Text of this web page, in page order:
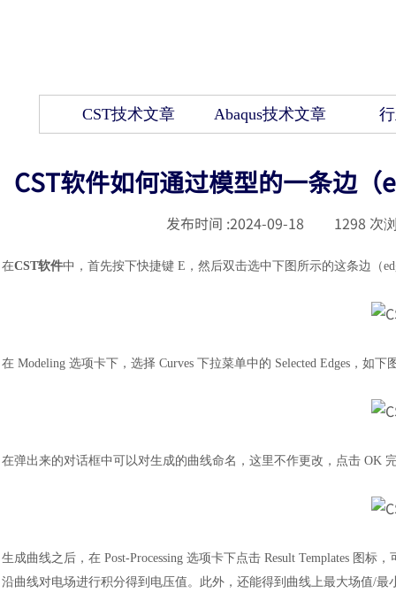
CST技术文章 Abaqus技术文章
CST软件如何通过模型的一条边
发布时间 :2024-09-18 1298 次
在CST软件中， 首先按下快捷键 E，然后双击选中下图所示的这条边（
在 Modeling 选项卡下，选择 Curves 下拉菜单中的 Selected Edges，如下
在弹出来的对话框中可以对生成的曲线命名，这里不作更改，点击 OK
生成曲线之后，在 Post-Processing 选项卡下点击 Result Templates 图
沿曲线对电场进行积分得到电压值。此外，还能得到曲线上最大场值/最